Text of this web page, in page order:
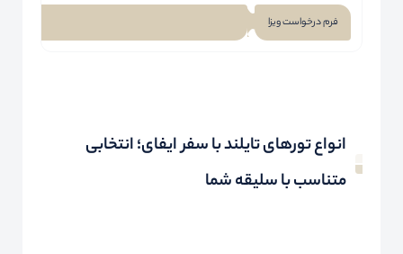
فرم درخواست ویزا
انواع تورهای تایلند با سفر ایفای؛ انتخابی
متناسب با سلیقه شما